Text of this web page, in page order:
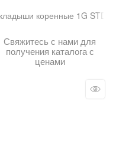
коренные 1G STD
Свяжитесь с нами для
получения каталога с
ценами